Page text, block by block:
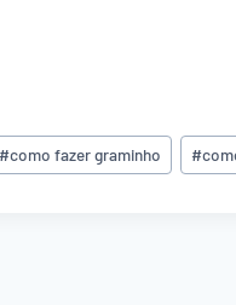
#como fazer graminho #